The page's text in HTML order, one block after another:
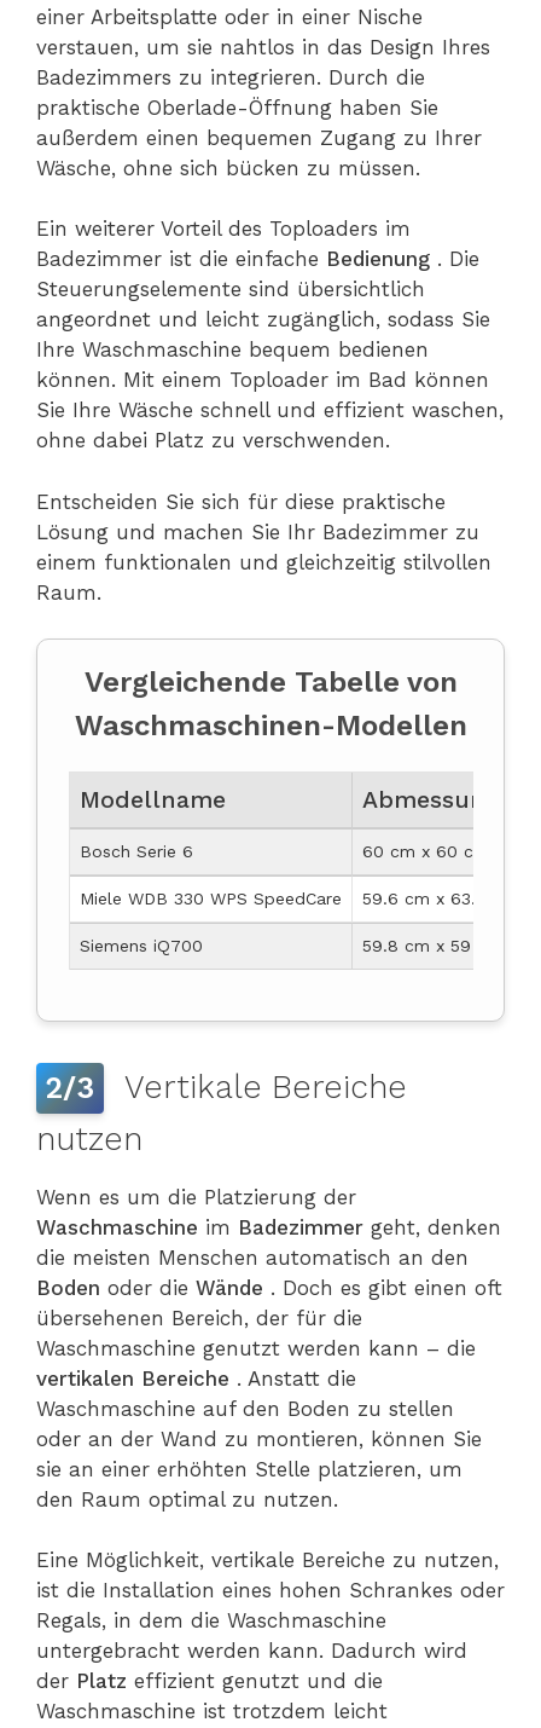
einer Arbeitsplatte oder in einer Nische
verstauen, um sie nahtlos in das Design Ihres
Badezimmers zu integrieren. Durch die
praktische Oberlade-Öffnung haben Sie
außerdem einen bequemen Zugang zu Ihrer
Wäsche, ohne sich bücken zu müssen.
Ein weiterer Vorteil des Toploaders im
Badezimmer ist die einfache Bedienung . Die
Steuerungselemente sind übersichtlich
angeordnet und leicht zugänglich, sodass Sie
Ihre Waschmaschine bequem bedienen
können. Mit einem Toploader im Bad können
Sie Ihre Wäsche schnell und effizient waschen,
ohne dabei Platz zu verschwenden.
Entscheiden Sie sich für diese praktische
Lösung und machen Sie Ihr Badezimmer zu
einem funktionalen und gleichzeitig stilvollen
Raum.
Vergleichende Tabelle von
Waschmaschinen-Modellen
Modellname Abmessungen
Bosch Serie 6 60 cm x 60 cm x 85
Miele WDB 330 WPS SpeedCare 59.6 cm x 63.6 cm x
Siemens iQ700 59.8 cm x 59 cm x
2/3
Vertikale Bereiche
nutzen
Wenn es um die Platzierung der
Waschmaschine im Badezimmer geht, denken
die meisten Menschen automatisch an den
Boden oder die Wände . Doch es gibt einen oft
übersehenen Bereich, der für die
Waschmaschine genutzt werden kann – die
vertikalen Bereiche . Anstatt die
Waschmaschine auf den Boden zu stellen
oder an der Wand zu montieren, können Sie
sie an einer erhöhten Stelle platzieren, um
den Raum optimal zu nutzen.
Eine Möglichkeit, vertikale Bereiche zu nutzen,
ist die Installation eines hohen Schrankes oder
Regals, in dem die Waschmaschine
untergebracht werden kann. Dadurch wird
der Platz effizient genutzt und die
Waschmaschine ist trotzdem leicht